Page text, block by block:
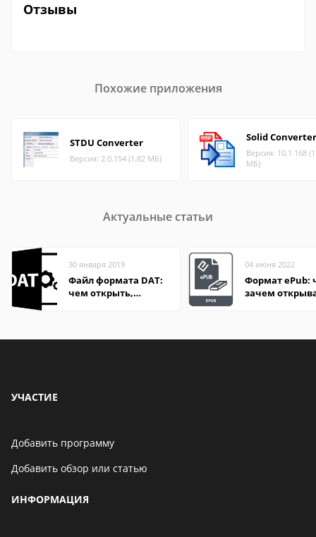
Отзывы
Похожие приложения
STDU Converter
Версия: 2.0.154 (1.82 МБ)
Solid
Версия: 10.1.168
МБ)
Актуальные статьи
30 января 2019
Файл формата DAT:
чем открыть,
04 июня 2022
Формат ePub:
зачем
УЧАСТИЕ
Добавить программу
Добавить обзор или статью
ИНФОРМАЦИЯ